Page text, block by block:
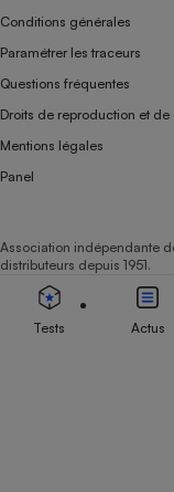
Conditions générales
Paramétrer les traceurs
Questions fréquentes
Droits de reproduction et
Mentions légales
Panel
Association indépendante
distributeurs depuis 1951.
Tests Actus